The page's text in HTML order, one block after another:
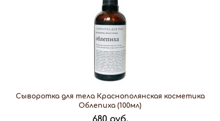
Сыворотка для тела Краснополянская косметика
Облепиха (100мл)
680 руб.